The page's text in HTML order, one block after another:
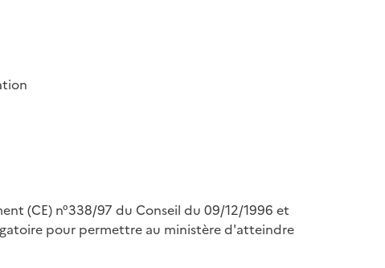
(CE) n°338/97 du Conseil du 09/12/1996 et
pour permettre au ministère d'atteindre